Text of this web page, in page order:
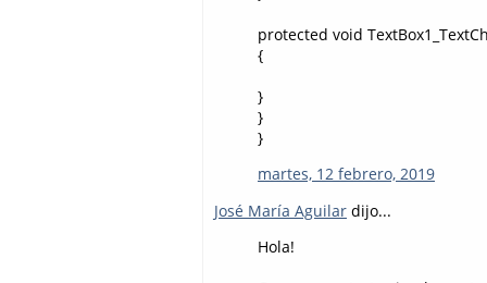
protected void
{
}
}
}
martes, 12 febrero, 2019
José María Aguilar dijo...
Hola!